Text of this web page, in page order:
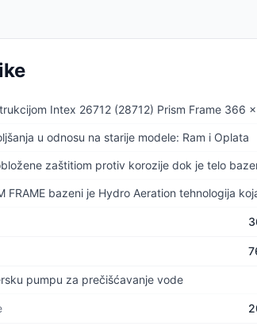
Intex 26712 (28712) Prism Frame 366
u odnosu na starije modele: Ram i Oplata
zaštitiom protiv korozije dok je telo
FRAME bazeni je Hydro Aeration tehnologija
pumpu za prečišćavanje vode